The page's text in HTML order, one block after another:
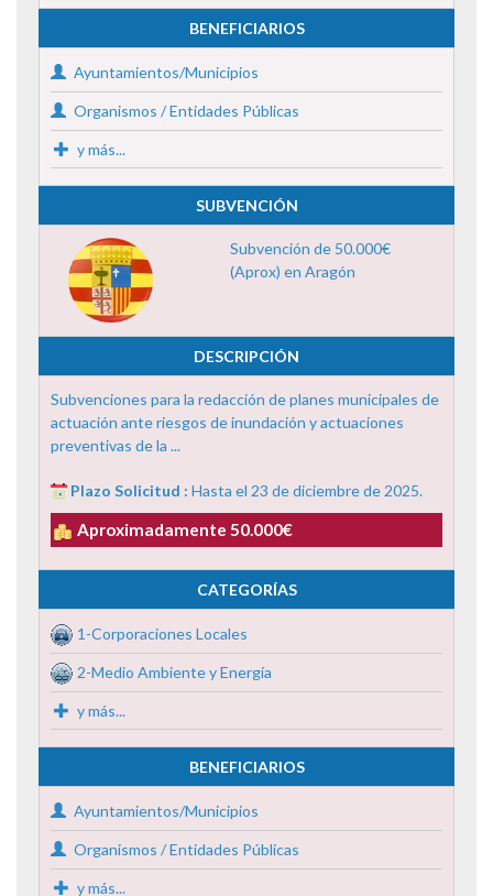
BENEFICIARIOS
Ayuntamientos/Municipios
Organismos / Entidades Públicas
y más...
SUBVENCIÓN
Subvención de 50.000€
(Aprox) en Aragón
DESCRIPCIÓN
Subvenciones para la redacción de planes municipales de
actuación ante riesgos de inundación y actuaciones
preventivas de la ...
Plazo Solicitud : Hasta el 23 de diciembre de 2025.
Aproximadamente 50.000€
CATEGORÍAS
1-Corporaciones Locales
2-Medio Ambiente y Energía
y más...
BENEFICIARIOS
Ayuntamientos/Municipios
Organismos / Entidades Públicas
y más...